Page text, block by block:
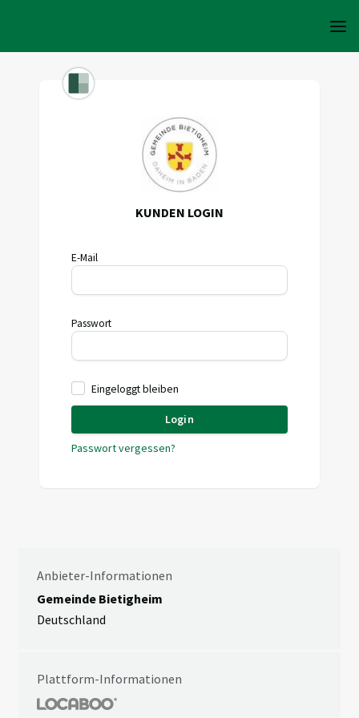
KUNDEN LOGIN
E-Mail
Passwort
Eingeloggt bleiben
Login
Passwort vergessen?
Anbieter-Informationen
Gemeinde Bietigheim
Deutschland
Plattform-Informationen